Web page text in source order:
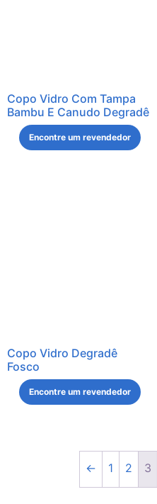
Copo Vidro Com Tampa
Bambu E Canudo Degradê
Encontre um revendedor
Copo Vidro Degradê
Fosco
Encontre um revendedor
← 1 2 3